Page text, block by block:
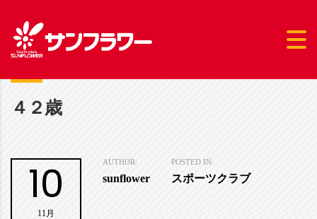
４２歳
10
11月
AUTHOR:
sunflower
POSTED IN:
スポーツクラブ